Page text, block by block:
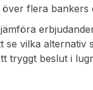
flera
se vilka
tryggt beslut i